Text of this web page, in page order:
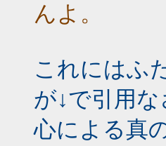
んよ。
これにはふ
が↓で引用
心による真